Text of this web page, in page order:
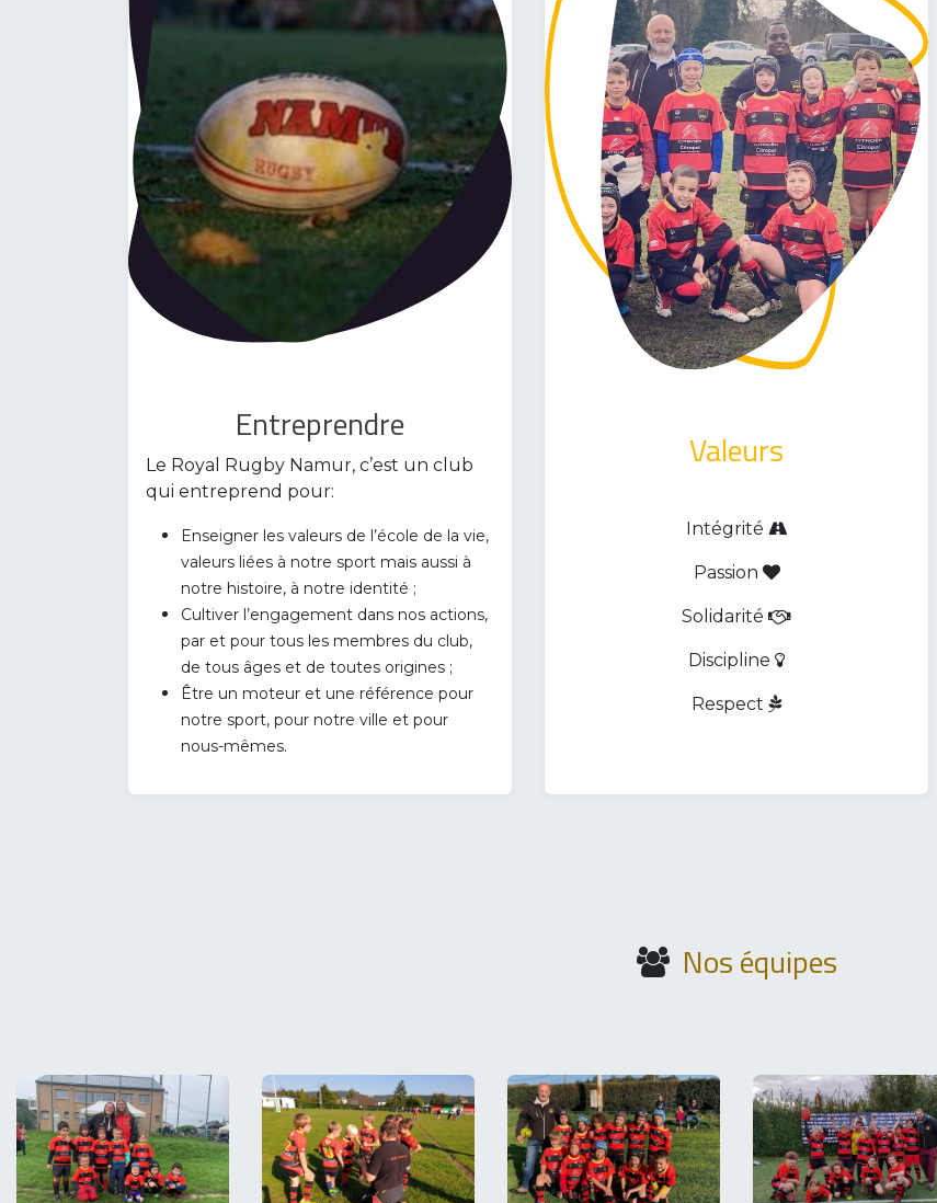
Entreprendre
Le Royal Rugby Namur, c’est un club
qui entreprend pour:
Enseigner les valeurs de l’école de la vie,
valeurs liées à notre sport mais aussi à
notre histoire, à notre identité ;
Cultiver l’engagement dans nos actions,
par et pour tous les membres du club,
de tous âges et de toutes origines ;
Être un moteur et une référence pour
notre sport, pour notre ville et pour
nous-mêmes.
Valeurs
Intégrité
Passion
Solidarité
Discipline
Respect
Nos équipes